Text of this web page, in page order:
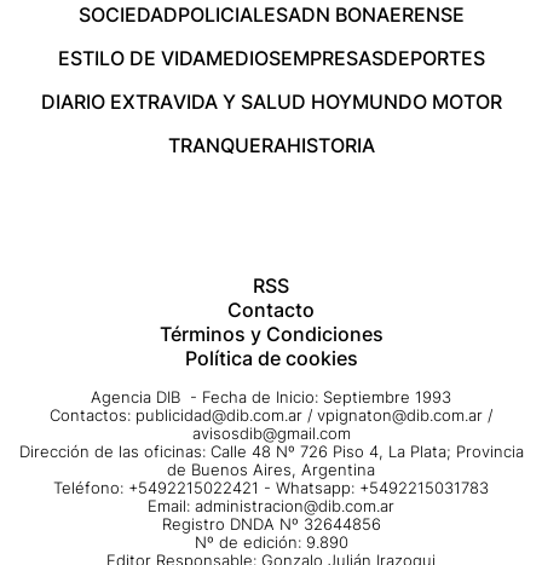
SOCIEDADPOLICIALESADN BONAERENSE
ESTILO DE VIDAMEDIOSEMPRESASDEPORTES
DIARIO EXTRAVIDA Y SALUD HOYMUNDO MOTOR
TRANQUERAHISTORIA
RSS
Contacto
Términos y Condiciones
Política de cookies
Agencia DIB - Fecha de Inicio: Septiembre 1993
Contactos: publicidad@dib.com.ar / vpignaton@dib.com.ar /
avisosdib@gmail.com
Dirección de las oficinas: Calle 48 Nº 726 Piso 4, La Plata; Provincia
de Buenos Aires, Argentina
Teléfono: +5492215022421 - Whatsapp: +5492215031783
Email: administracion@dib.com.ar
Registro DNDA Nº 32644856
Nº de edición: 9.890
Editor Responsable: Gonzalo Julián Irazoqui